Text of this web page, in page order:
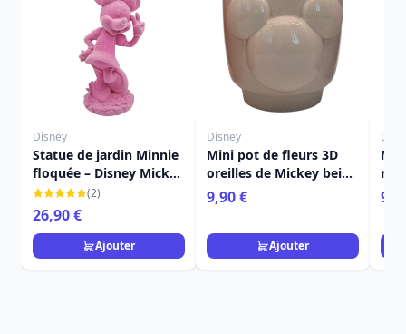
Disney
Statue de jardin Minnie
floquée – Disney Mickey
et ses amis
(2)
26,90 €
Ajouter
Disney
Mini pot de fleurs 3D
oreilles de Mickey beige
10 cm – Disney
9,90 €
Ajouter
10